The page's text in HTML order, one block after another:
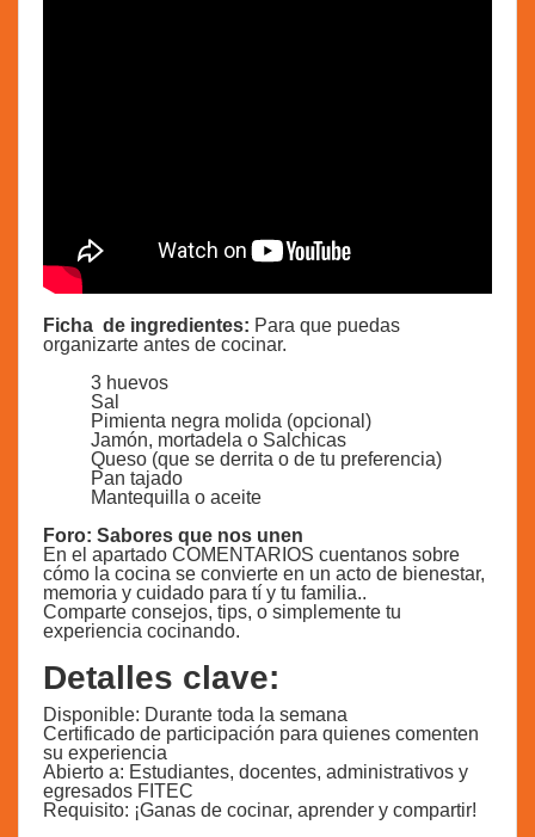
Ficha de ingredientes: Para que puedas
organizarte antes de cocinar.
3 huevos
Sal
Pimienta negra molida (opcional)
Jamón, mortadela o Salchicas
Queso (que se derrita o de tu preferencia)
Pan tajado
Mantequilla o aceite
Foro: Sabores que nos unen
En el apartado COMENTARIOS cuentanos sobre
cómo la cocina se convierte en un acto de bienestar,
memoria y cuidado para tí y tu familia..
Comparte consejos, tips, o simplemente tu
experiencia cocinando.
Detalles clave:
Disponible: Durante toda la semana
Certificado de participación para quienes comenten
su experiencia
Abierto a: Estudiantes, docentes, administrativos y
egresados FITEC
Requisito: ¡Ganas de cocinar, aprender y compartir!